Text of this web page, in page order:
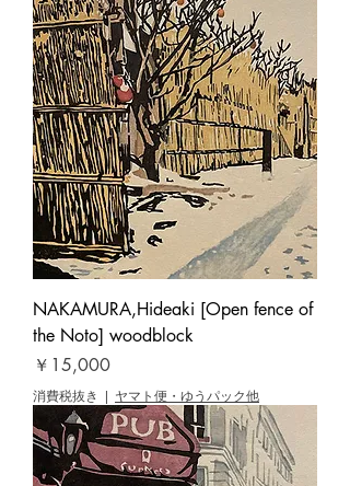
NAKAMURA,Hideaki [Open fence of
the Noto] woodblock
価格
￥15,000
消費税抜き | ヤマト便・ゆうパック他